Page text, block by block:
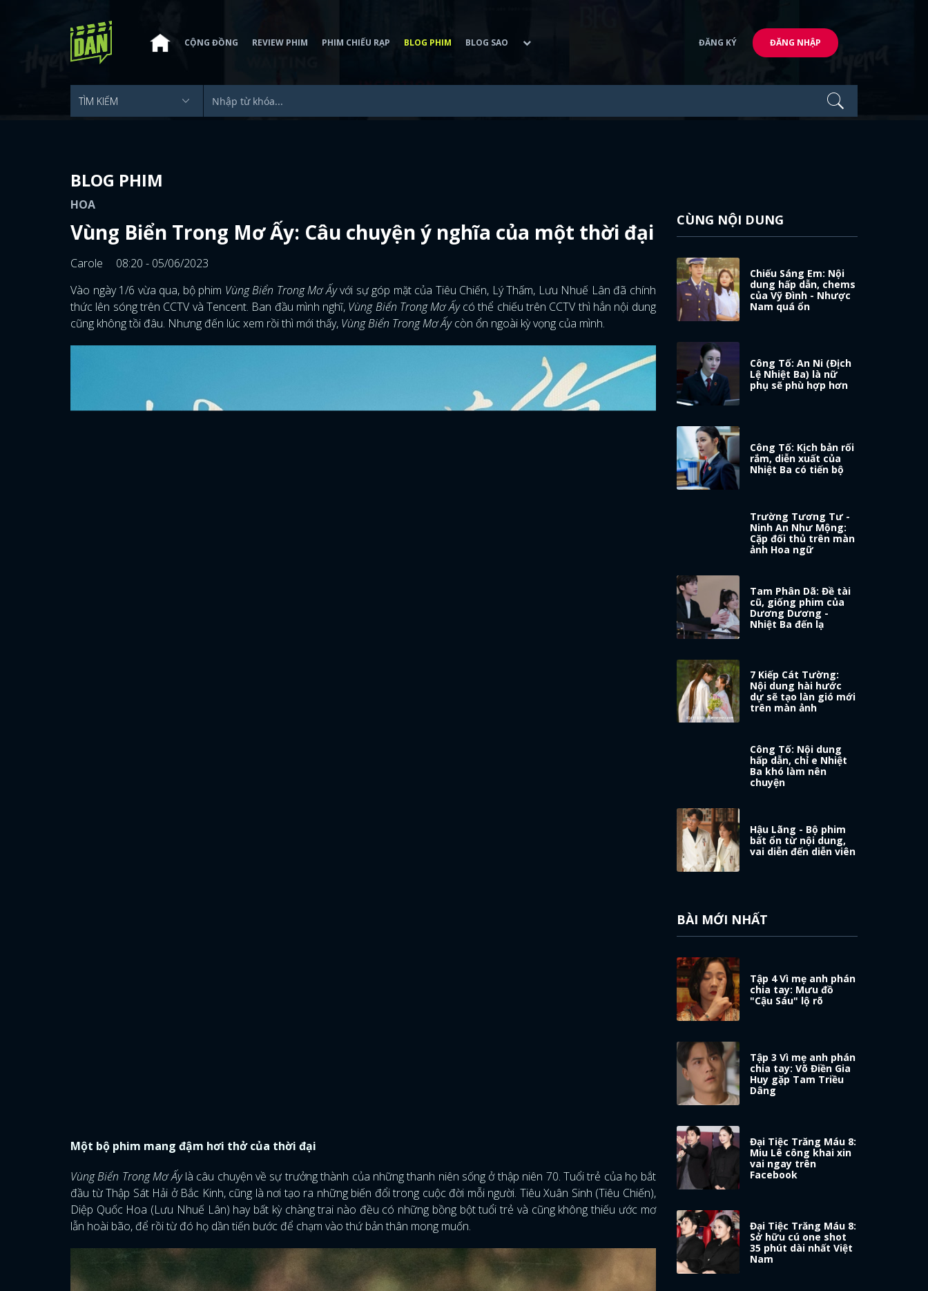
CỘNG ĐỒNG REVIEW PHIM PHIM CHIẾU RẠP BLOG PHIM BLOG SAO ĐĂNG KÝ ĐĂNG NHẬP
BLOG PHIM
HOA
Vùng Biển Trong Mơ Ấy: Câu chuyện ý nghĩa của một thời đại
Carole
08:20 - 05/06/2023
Vào ngày 1/6 vừa qua, bộ phim Vùng Biển Trong Mơ Ấyvới sự góp mặt của Tiêu Chiến, Lý Thấm, Lưu Nhuế Lân đã chính
thức lên sóng trên CCTV và Tencent. Ban đầu mình nghĩ, Vùng Biển Trong Mơ Ấycó thể chiếu trên CCTV thì hẳn nội dung
cũng không tồi đâu. Nhưng đến lúc xem rồi thì mới thấy, Vùng Biển Trong Mơ Ấycòn ổn ngoài kỳ vọng của mình.
Một bộ phim mang đậm hơi thở của thời đại
Vùng Biển Trong Mơ Ấylà câu chuyện về sự trưởng thành của những thanh niên sống ở thập niên 70. Tuổi trẻ của họ bắt
đầu từ Thập Sát Hải ở Bắc Kinh, cũng là nơi tạo ra những biến đổi trong cuộc đời mỗi người. Tiêu Xuân Sinh (Tiêu Chiến),
Diệp Quốc Hoa (Lưu Nhuế Lân) hay bất kỳ chàng trai nào đều có những bồng bột tuổi trẻ và cũng không thiếu ước mơ
lẫn hoài bão, để rồi từ đó họ dần tiến bước để chạm vào thứ bản thân mong muốn.
CÙNG NỘI DUNG
Chiếu Sáng Em: Nội
dung hấp dẫn, chems
của Vỹ Đình - Nhược
Nam quá ổn
Công Tố: An Ni (Địch
Lệ Nhiệt Ba) là nữ
phụ sẽ phù hợp hơn
Công Tố: Kịch bản rối
rắm, diễn xuất của
Nhiệt Ba có tiến bộ
Trường Tương Tư -
Ninh An Như Mộng:
Cặp đối thủ trên màn
ảnh Hoa ngữ
Tam Phân Dã: Đề tài
cũ, giống phim của
Dương Dương -
Nhiệt Ba đến lạ
7 Kiếp Cát Tường:
Nội dung hài hước
dự sẽ tạo làn gió mới
trên màn ảnh
Công Tố: Nội dung
hấp dẫn, chỉ e Nhiệt
Ba khó làm nên
chuyện
Hậu Lãng - Bộ phim
bất ổn từ nội dung,
vai diễn đến diễn viên
BÀI MỚI NHẤT
Tập 4 Vì mẹ anh phán
chia tay: Mưu đồ
"Cậu Sáu" lộ rõ
Tập 3 Vì mẹ anh phán
chia tay: Võ Điền Gia
Huy gặp Tam Triều
Dâng
Đại Tiệc Trăng Máu 8:
Miu Lê công khai xin
vai ngay trên
Facebook
Đại Tiệc Trăng Máu 8:
Sở hữu cú one shot
35 phút dài nhất Việt
Nam